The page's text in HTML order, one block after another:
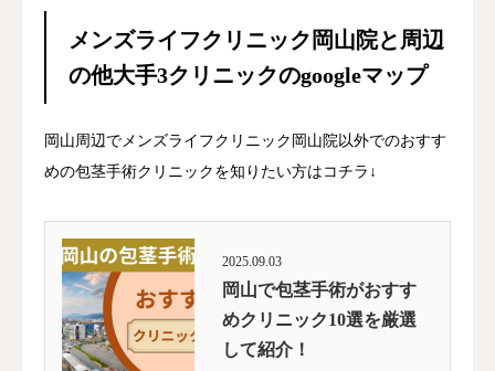
メンズライフクリニック岡山院と周辺
の他大手3クリニックのgoogleマップ
岡山周辺でメンズライフクリニック岡山院以外でのおすす
めの包茎手術クリニックを知りたい方はコチラ↓
2025.09.03
岡山で包茎手術がおすす
めクリニック10選を厳選
して紹介！